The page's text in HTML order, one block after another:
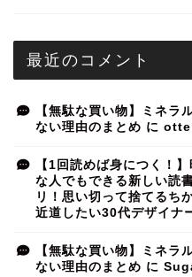
最近のコメント
【無駄な買い物】ミネラ
ない理由のまとめ に
【1回読めば身につく！
な人でもできる新しい読
リ！思い切って捨てるち
近道したい30代デザイナ
【無駄な買い物】ミネラ
ない理由のまとめ に